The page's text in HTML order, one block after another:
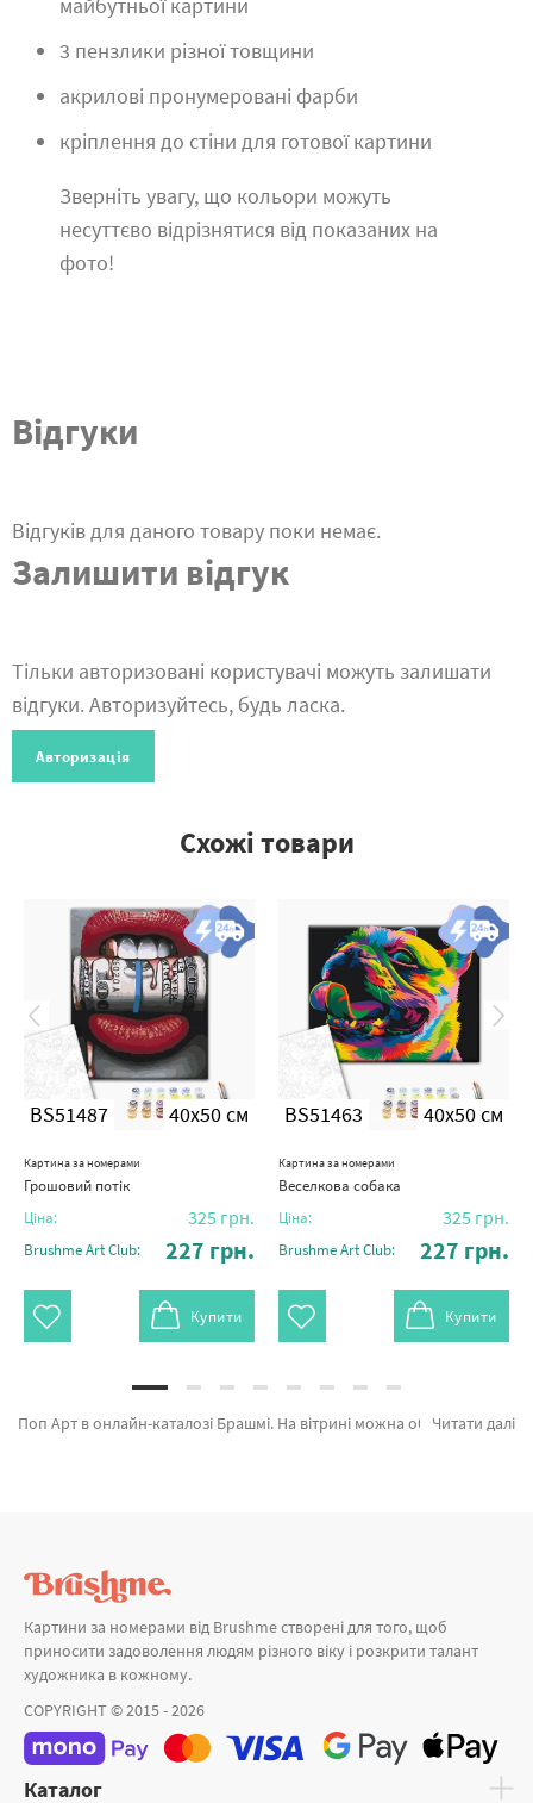
3 пензлики різної товщини
акрилові пронумеровані фарби
кріплення до стіни для готової картини
Зверніть увагу, що кольори можуть
несуттєво відрізнятися від показаних на
фото!
Відгуки
Відгуків для даного товару поки немає.
Залишити відгук
Тільки авторизовані користувачі можуть залишати
відгуки. Авторизуйтесь, будь ласка.
Авторизація
Схожі товари
BS51487 40x50 см
Картина за номерами
Грошовий потік
Ціна: 325 грн.
Brushme Art Club: 227 грн.
Купити
BS51463 40x50 см
Картина за номерами
Веселкова собака
Ціна: 325 грн.
Brushme Art Club: 227 грн.
Купити
Читати далі
Поп Арт в онлайн-каталозі Брашмі. На вітрині можна обрати Картина за номерами Фарби пристрасті BS4514L від кращого виробника Brushme який надихає авторським підходом. Весь асортимент лінійки «Картини за номерами» підтверджений довірою покупців та спеціалістів. Погляд метеликом, Осінні силуети и Барвистий олень а также великий вибір найменувань за суперціною. Замовляючи Мона Лізу або картина за номерами японія, миттєво відвеземо в Полтаву або інші районні центри. Голуб та картини за номерами троянда, оформляйте замовлення прямо зараз!
Картини за номерами від Brushme створені для того, щоб
приносити задоволення людям різного віку і розкрити талант
художника в кожному.
COPYRIGHT © 2015 - 2026
Каталог